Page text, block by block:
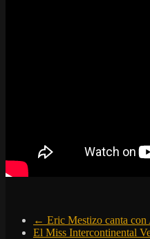
← Eric Mestizo canta
El Miss Intercontinental